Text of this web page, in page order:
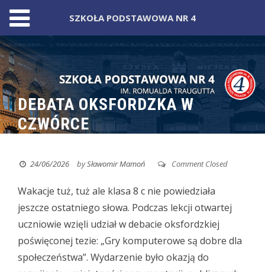
Skip
to
content
DEBATA OKSFORDZKA W
CZWÓRCE
24/06/2026 bySławomir Mamoń Comment Closed
Wakacje tuż, tuż ale klasa 8 c nie powiedziała
jeszcze ostatniego słowa. Podczas lekcji otwartej
uczniowie wzięli udział w debacie oksfordzkiej
poświęconej tezie: „Gry komputerowe są dobre dla
społeczeństwa”. Wydarzenie było okazją do
SZKOŁA PODSTAWOWA NR 4